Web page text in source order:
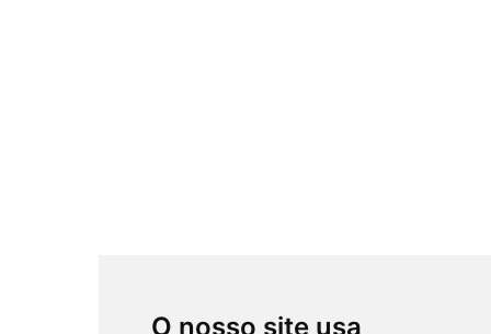
O nosso site usa